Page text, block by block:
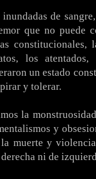
de
que no puede
constitucionales,
los
un estado
y tolerar.
la
y
muerte y
ni de